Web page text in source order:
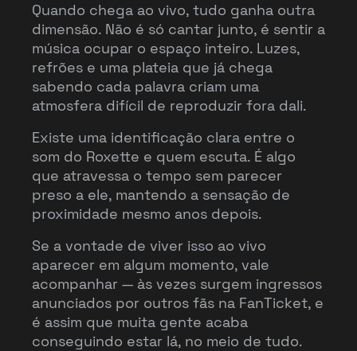
Quando chega ao vivo, tudo ganha outra
dimensão. Não é só cantar junto, é sentir a
música ocupar o espaço inteiro. Luzes,
refrões e uma plateia que já chega
sabendo cada palavra criam uma
atmosfera difícil de reproduzir fora dali.
Existe uma identificação clara entre o
som do Roxette e quem escuta. É algo
que atravessa o tempo sem parecer
preso a ele, mantendo a sensação de
proximidade mesmo anos depois.
Se a vontade de viver isso ao vivo
aparecer em algum momento, vale
acompanhar — às vezes surgem ingressos
anunciados por outros fãs na FanTicket, e
é assim que muita gente acaba
conseguindo estar lá, no meio de tudo.